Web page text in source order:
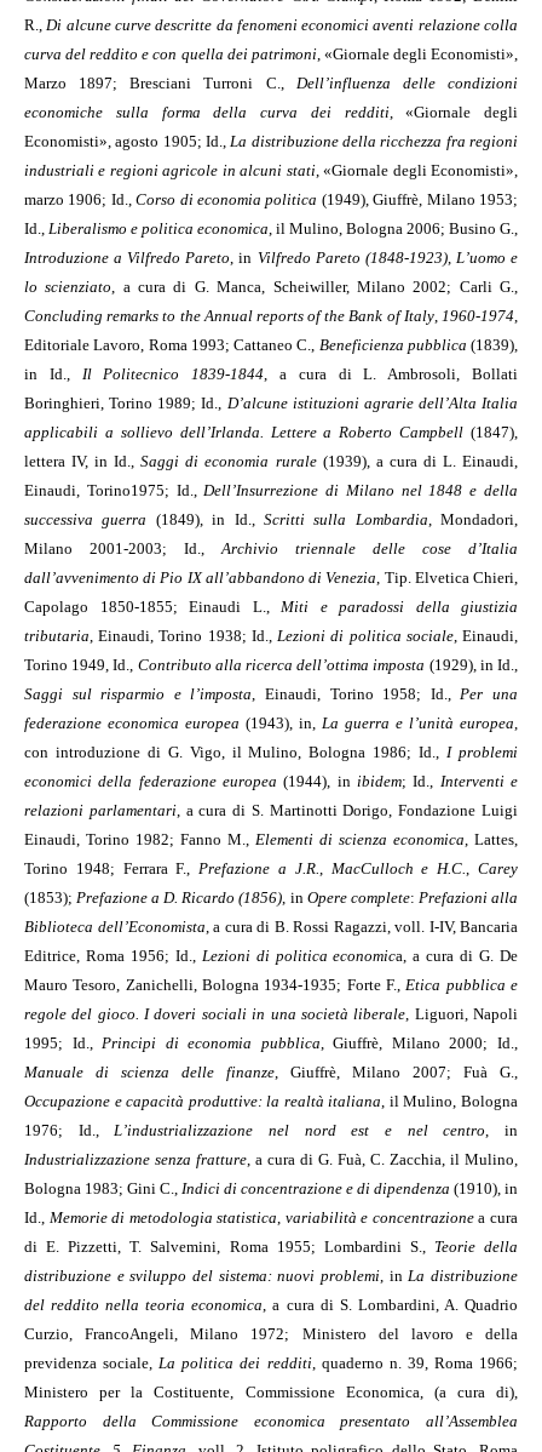
R.,Di alcune curve descritte da fenomeni economici aventi relazione colla
curva del reddito e con quella dei patrimoni, «Giornale degli Economisti»,
Marzo 1897; Bresciani Turroni C., Dell’influenza delle condizioni
economiche sulla forma della curva dei redditi, «Giornale degli
Economisti», agosto 1905; Id.,La distribuzione della ricchezza fra regioni
industriali e regioni agricole in alcuni stati, «Giornale degli Economisti»,
marzo 1906; Id.,Corso di economia politica (1949), Giuffrè, Milano 1953;
Id., Liberalismo e politica economica, il Mulino, Bologna 2006; Busino G.,
Introduzione a Vilfredo Pareto, in Vilfredo Pareto (1848-1923), L’uomo e
lo scienziato, a cura di G. Manca, Scheiwiller, Milano 2002; Carli G.,
Concluding remarks to the Annual reports of the Bank of Italy,1960-1974,
Editoriale Lavoro, Roma 1993; Cattaneo C., Beneficienza pubblica (1839),
in Id., Il Politecnico 1839-1844, a cura di L. Ambrosoli, Bollati
Boringhieri, Torino 1989; Id., D’alcune istituzioni agrarie dell’Alta Italia
applicabili a sollievo dell’Irlanda. Lettere a Roberto Campbell (1847),
lettera IV, in Id.,Saggi di economia rurale(1939), a cura di L. Einaudi,
Einaudi, Torino1975; Id.,Dell’Insurrezione di Milano nel 1848 e della
successiva guerra (1849), in Id., Scritti sulla Lombardia, Mondadori,
Milano 2001-2003; Id.,Archivio triennale delle cose d’Italia
dall’avvenimento di Pio IX all’abbandono di Venezia, Tip. Elvetica Chieri,
Capolago 1850-1855; Einaudi L., Miti e paradossi della giustizia
tributaria, Einaudi, Torino 1938; Id.,Lezioni di politica sociale, Einaudi,
Torino 1949, Id., Contributo alla ricerca dell’ottima imposta (1929), in Id.,
Saggi sul risparmio e l’imposta, Einaudi, Torino 1958; Id.,Per una
federazione economica europea (1943), in, La guerra e l’unità europea,
con introduzione di G. Vigo, il Mulino, Bologna 1986; Id.,I problemi
economici della federazione europea (1944), in ibidem; Id., Interventi e
relazioni parlamentari, a cura di S. Martinotti Dorigo, Fondazione Luigi
Einaudi, Torino 1982; Fanno M., Elementi di scienza economica, Lattes,
Torino 1948; Ferrara F.,Prefazione a J.R.,MacCulloch e H.C., Carey
(1853);Prefazione a D. Ricardo (1856), in Opere complete: Prefazioni alla
Biblioteca dell’Economista, a cura di B. Rossi Ragazzi, voll. I-IV, Bancaria
Editrice, Roma 1956; Id., Lezioni di politica economica, a cura di G. De
Mauro Tesoro, Zanichelli, Bologna 1934-1935; Forte F.,Etica pubblica e
regole del gioco. I doveri sociali in una società liberale, Liguori, Napoli
1995; Id.,Principi di economia pubblica, Giuffrè, Milano 2000; Id.,
Manuale di scienza delle finanze, Giuffrè, Milano 2007; Fuà G.,
Occupazione e capacità produttive: la realtà italiana, il Mulino, Bologna
1976; Id.,L’industrializzazione nel nord est e nel centro, in
Industrializzazione senza fratture, a cura di G. Fuà, C. Zacchia, il Mulino,
Bologna 1983; Gini C., Indici di concentrazione e di dipendenza (1910), in
Id., Memorie di metodologia statistica, variabilità e concentrazionea cura
di E. Pizzetti, T. Salvemini, Roma 1955; Lombardini S., Teorie della
distribuzione e sviluppo del sistema: nuovi problemi, inLa distribuzione
del reddito nella teoria economica, a cura di S. Lombardini, A. Quadrio
Curzio, FrancoAngeli, Milano 1972; Ministero del lavoro e della
previdenza sociale,La politica dei redditi, quaderno n. 39, Roma 1966;
Ministero per la Costituente, Commissione Economica, (a cura di),
Rapporto della Commissione economica presentato all’Assemblea